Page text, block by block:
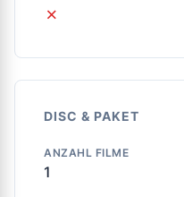
✗
DISC & PAKET
ANZAHL FILME
1